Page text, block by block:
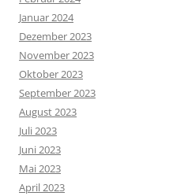
Januar 2024
Dezember 2023
November 2023
Oktober 2023
September 2023
August 2023
Juli 2023
Juni 2023
Mai 2023
April 2023